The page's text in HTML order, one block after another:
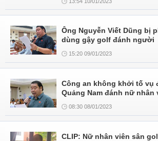
Ông Nguyễn Viết Dũng bị
dùng gậy golf đánh người
15:20 09/01/2023
Công an không khởi tố vụ
Quảng Nam đánh nữ nhân
08:30 08/01/2023
CLIP: Nữ nhân viên sân